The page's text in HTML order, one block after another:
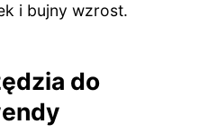
i bujny wzrost.
do